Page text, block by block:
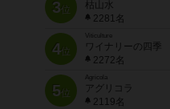
3位
枯山水
2281名
4位
Viticulture
ワイナリーの四季
2272名
5位
Agricola
アグリコラ
2119名